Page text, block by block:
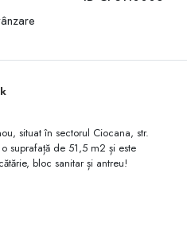
situat în sectorul Ciocana, str.
suprafață de 51,5 m2 și este
bloc sanitar și antreu!